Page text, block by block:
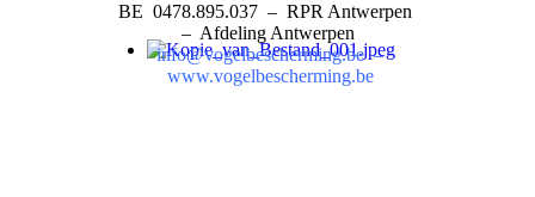
BE 0478.895.037 – RPR Antwerpen
– Afdeling Antwerpen
info@vogelbescherming.be–
www.vogelbescherming.be